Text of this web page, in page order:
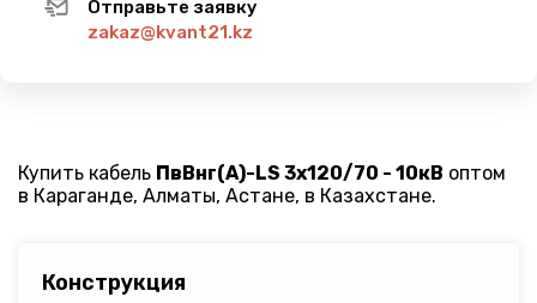
Отправьте заявку
zakaz@kvant21.kz
Купить кабель ПвВнг(A)-LS 3х120/70 - 10кВ оптом
в Караганде, Алматы, Астане, в Казахстане.
Конструкция